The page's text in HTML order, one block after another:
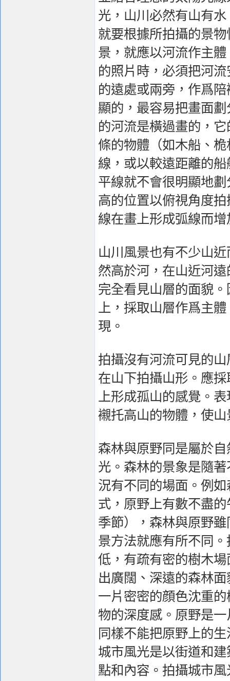
光，山川必然有山有
就要根據所拍攝的景
景，就應以河流作主
的照片時，必須把河
的遠處或兩旁，作爲
顯的，最容易把畫面
的河流是橫過畫的，
條的物體（如木船、
線，或以較遠距離的
平線就不會很明顯地
高的位置以俯視角度
線在畫上形成弧線而
山川風景也有不少山
然高於河，在山近河
完全看見山層的面貌
上，採取山層作爲主
現。
拍攝沒有河流可見的
在山下拍攝山形。應
上形成孤山的感覺。
襯托高山的物體，使
森林與原野同是屬於
光。森林的景象是隨
況有不同的場面。例
式，原野上有數不盡
季節），森林與原野
景方法就應有所不同
低，有疏有密的樹木
出廣闊、深遠的森林
一片密密的顔色沈重
物的深度感。原野是
同樣不能把原野上的
城市風光是以街道和
點和內容。拍攝城市